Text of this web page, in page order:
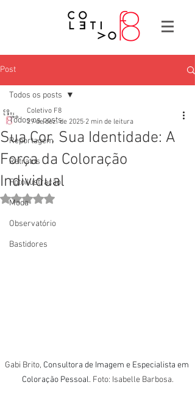
Post
Todos os posts
Reportagem
Retratos
Fotoilustração
Moda
Observatório
Bastidores
Todos os posts
Sua Cor, Sua Identidade: A
Força da Coloração
Individual
Coletivo F8
29 de dez. de 2025 2 min de leitura
Avaliado com NaN de 5 estrelas.
Gabi Brito, Consultora de Imagem e Especialista em
Coloração Pessoal. Foto: Isabelle Barbosa.